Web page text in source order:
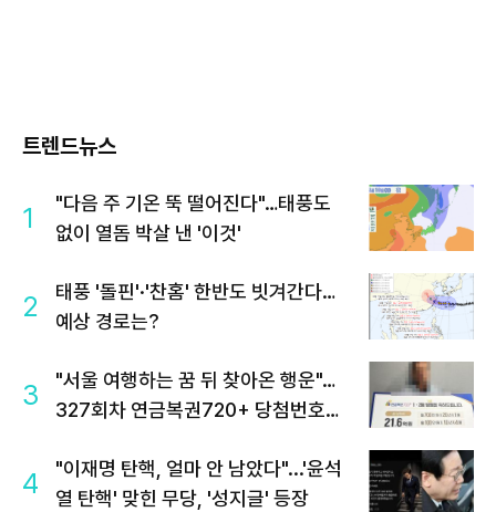
트렌드뉴스
1
"다음 주 기온 뚝 떨어진다"…태풍도
없이 열돔 박살 낸 '이것'
2
태풍 '돌핀'·'찬홈' 한반도 빗겨간다…
예상 경로는?
3
"서울 여행하는 꿈 뒤 찾아온 행운"…
327회차 연금복권720+ 당첨번호조
4
"이재명 탄핵, 얼마 안 남았다"...'윤석
열 탄핵' 맞힌 무당, '성지글' 등장